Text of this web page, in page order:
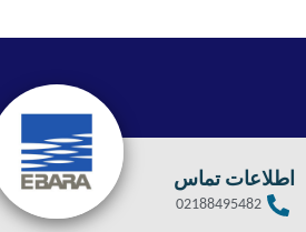
اطلاعات تماس
02188495482